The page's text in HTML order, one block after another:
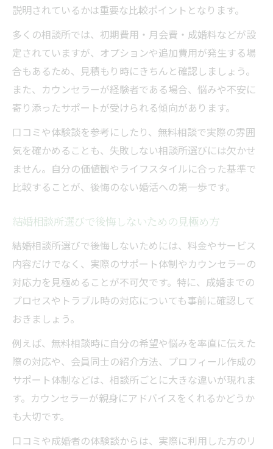
説明されているかは重要な比較ポイントとなります。
多くの相談所では、初期費用・月会費・成婚料などが設
定されていますが、オプションや追加費用が発生する場
合もあるため、見積もり時にきちんと確認しましょう。
また、カウンセラーが経験者である場合、悩みや不安に
寄り添ったサポートが受けられる傾向があります。
口コミや体験談を参考にしたり、無料相談で実際の雰囲
気を確かめることも、失敗しない相談所選びには欠かせ
ません。自分の価値観やライフスタイルに合った基準で
比較することが、後悔のない婚活への第一歩です。
結婚相談所選びで後悔しないための見極め方
結婚相談所選びで後悔しないためには、料金やサービス
内容だけでなく、実際のサポート体制やカウンセラーの
対応力を見極めることが不可欠です。特に、成婚までの
プロセスやトラブル時の対応についても事前に確認して
おきましょう。
例えば、無料相談時に自分の希望や悩みを率直に伝えた
際の対応や、会員同士の紹介方法、プロフィール作成の
サポート体制などは、相談所ごとに大きな違いが現れま
す。カウンセラーが親身にアドバイスをくれるかどうか
も大切です。
口コミや成婚者の体験談からは、実際に利用した方のリ